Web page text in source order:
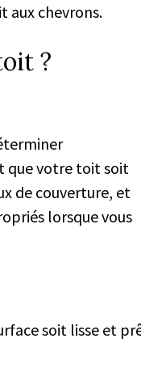
aux chevrons.
?
que votre toit soit
de couverture, et
lorsque vous
soit lisse et